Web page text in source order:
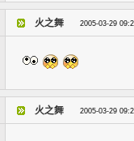
火之舞 2005-03-29
火之舞 2005-03-29